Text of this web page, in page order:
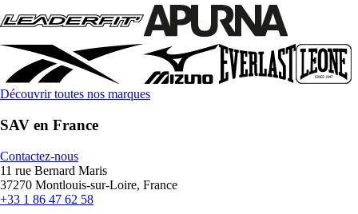
Découvrir toutes nos marques
SAV en France
Contactez-nous
11 rue Bernard Maris
37270 Montlouis-sur-Loire, France
+33 1 86 47 62 58